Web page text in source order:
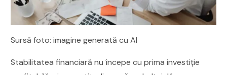
Sursă foto: imagine generată cu AI
Stabilitatea financiară nu începe cu prima investiție